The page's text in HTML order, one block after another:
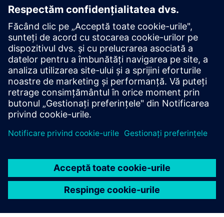
Integration services
Serviciile de integrare a sistemelor includ procesul de
reunire a sistemelor individuale și multiple de clădiri într-o
singură interfață grafică unificată și asigurarea funcționării
acestor sisteme împreună ca un singur sistem. In...
Aflați mai multe